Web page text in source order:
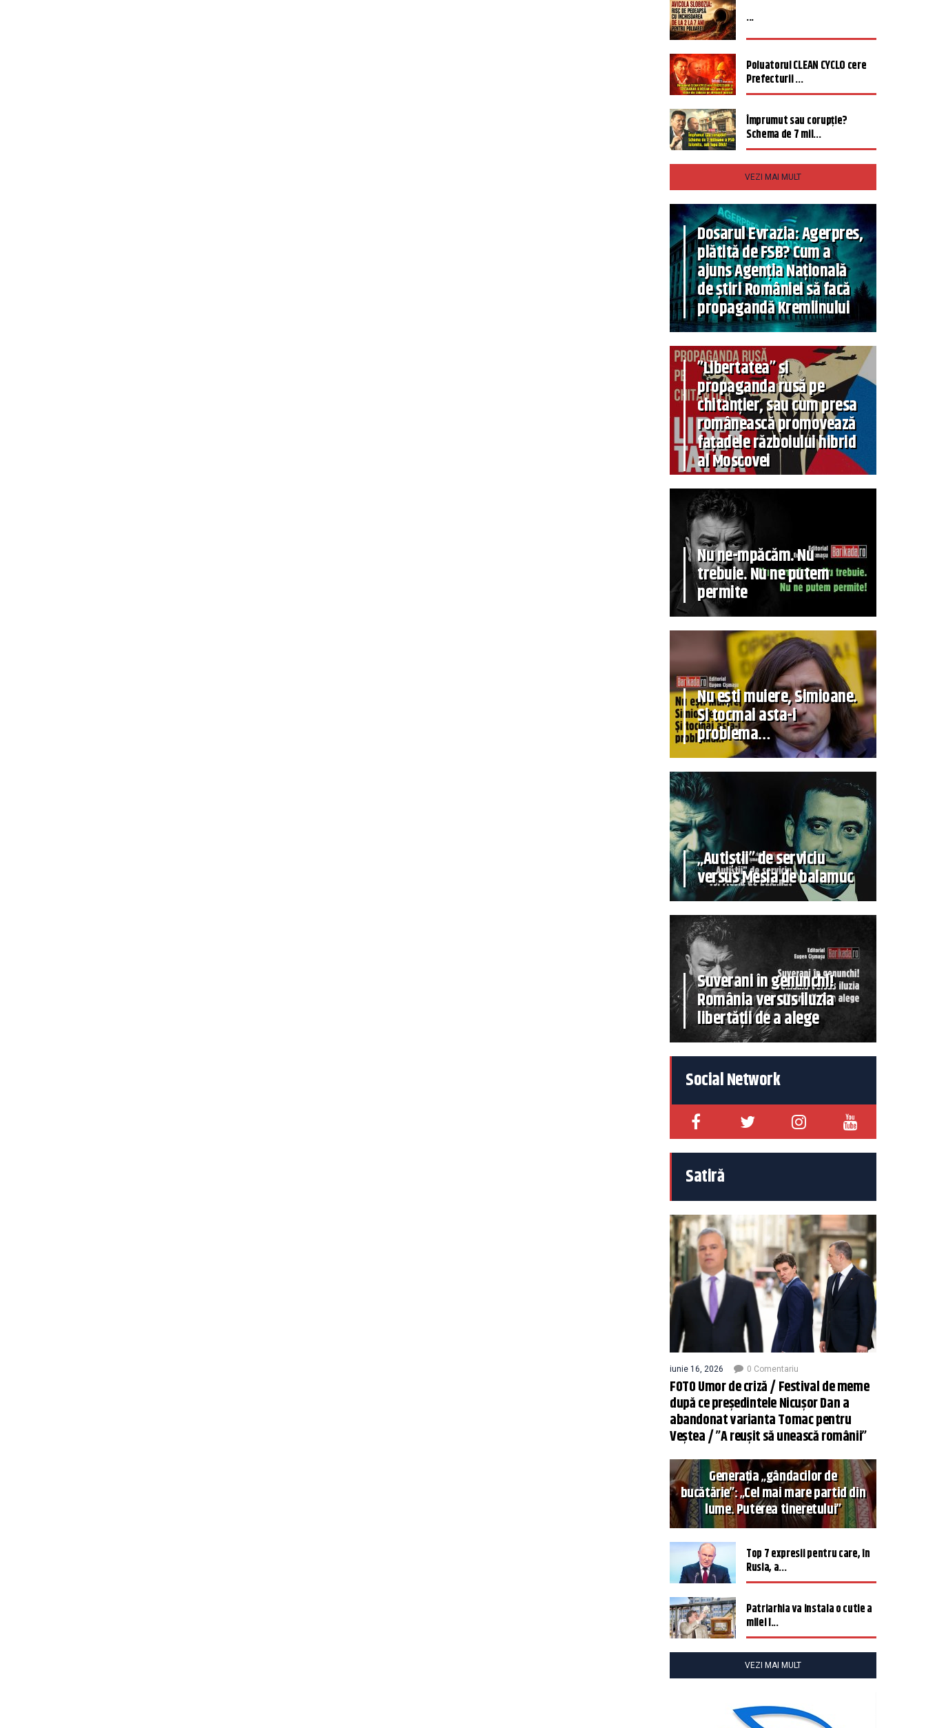
...
Poluatorul CLEAN CYCLO cere
Prefecturii ...
Împrumut sau corupție?
Schema de 7 mil...
VEZI MAI MULT
Dosarul Evrazia: Agerpres,
plătită de FSB? Cum a
ajuns Agenția Națională
de știri României să facă
propagandă Kremlinului
”Libertatea” și
propaganda rusă pe
chitanțier, sau cum presa
românească promovează
fațadele războiului hibrid
al Moscovei
Nu ne-mpăcăm. Nu
trebuie. Nu ne putem
permite
Nu ești muiere, Simioane.
Și tocmai asta-i
problema…
„Autiștii” de serviciu
versus Mesia de balamuc
Suverani în genunchi!
România versus iluzia
libertății de a alege
Social Network
Satiră
iunie 16, 2026 0 Comentariu
FOTO Umor de criză / Festival de meme
după ce președintele Nicușor Dan a
abandonat varianta Tomac pentru
Veștea / ”A reușit să unească românii”
Generația „gândacilor de
bucătărie”: „Cel mai mare partid din
lume. Puterea tineretului”
Top 7 expresii pentru care, în
Rusia, a...
Patriarhia va instala o cutie a
milei î...
VEZI MAI MULT